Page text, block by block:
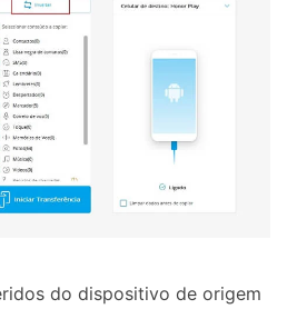
do dispositivo de origem